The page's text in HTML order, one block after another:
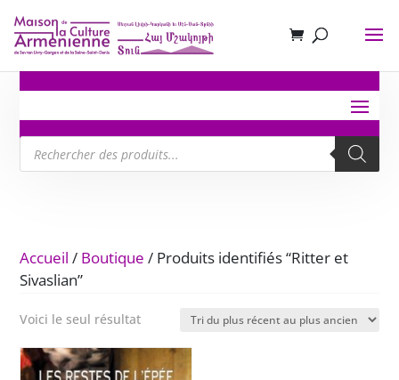
Recherche
de
produits
Accueil / Boutique / Produits identifiés “Ritter et
Sivaslian”
Voici le seul résultat